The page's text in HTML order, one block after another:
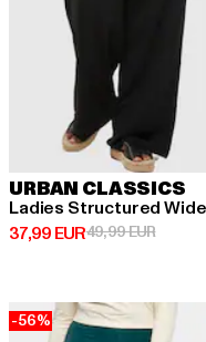
URBAN CLASSICS
Ladies Structured
37,99 EUR
Derzeitiger Preis: 37,99
49,99 EUR
-56%